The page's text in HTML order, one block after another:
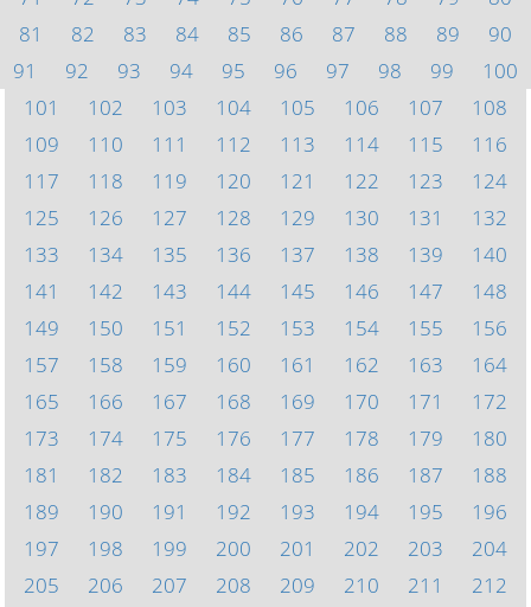
81
82 83 84 85 86 87 88 89
90
91
92 93 94 95 96 97 98 99
100
101
102 103 104 105 106 107
108
109
110 111 112 113 114 115
116
117
118 119 120 121 122 123
124
125
126 127 128 129 130 131
132
133
134 135 136 137 138 139
140
141
142 143 144 145 146 147
148
149
150 151 152 153 154 155
156
157
158 159 160 161 162 163
164
165
166 167 168 169 170 171
172
173
174 175 176 177 178 179
180
181
182 183 184 185 186 187
188
189
190 191 192 193 194 195
196
197
198 199 200 201 202 203
204
205
206 207 208 209 210 211
212